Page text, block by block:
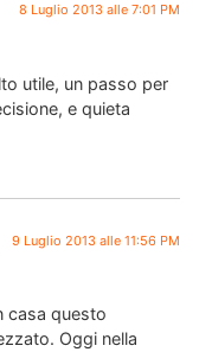
8 Luglio 2013 alle 7:01 PM
utile, un passo per
e quieta
9 Luglio 2013 alle 11:56 PM
casa questo
Oggi nella